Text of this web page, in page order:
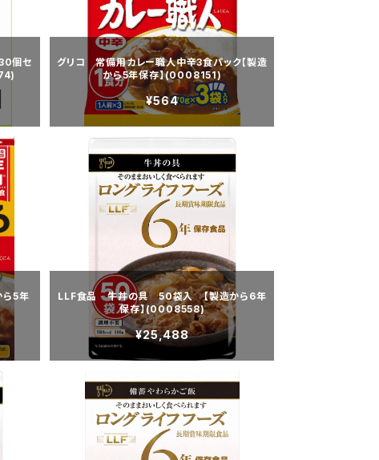
個セ
グリコ 常備用カレー職人中辛3食パック【製造
から5年保存】(0008151)
¥564
ら5年
LLF食品 牛丼の具 50袋入 【製造から6年
保存】(0008558)
¥25,488